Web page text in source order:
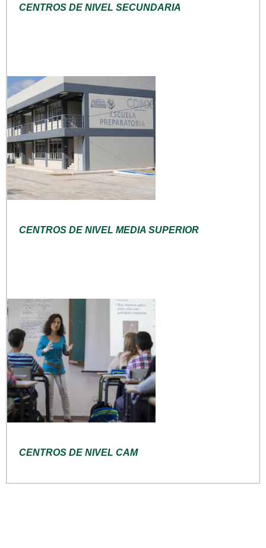
CENTROS DE NIVEL SECUNDARIA
CENTROS DE NIVEL MEDIA SUPERIOR
CENTROS DE NIVEL CAM